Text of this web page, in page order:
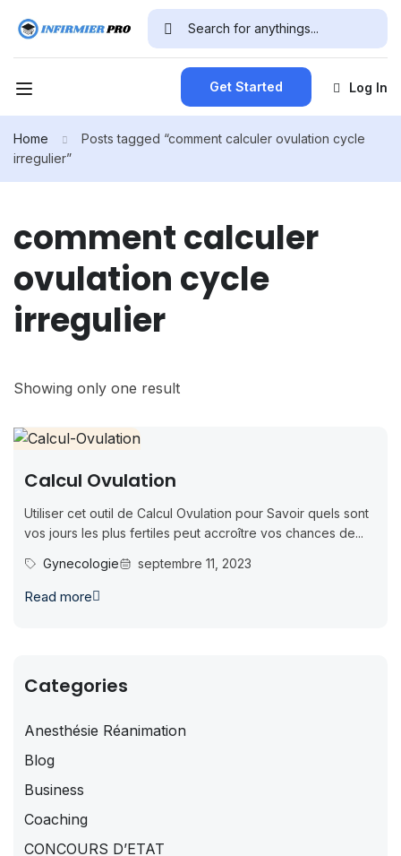
Get Started Log In
Home
Posts tagged “comment calculer ovulation cycle
irregulier”
comment calculer
ovulation cycle
irregulier
Showing only one result
Calcul Ovulation
Utiliser cet outil de Calcul Ovulation pour Savoir quels sont
vos jours les plus fertiles peut accroître vos chances de...
Gynecologie
septembre 11, 2023
Read more
Categories
Anesthésie Réanimation
Blog
Business
Coaching
CONCOURS D’ETAT